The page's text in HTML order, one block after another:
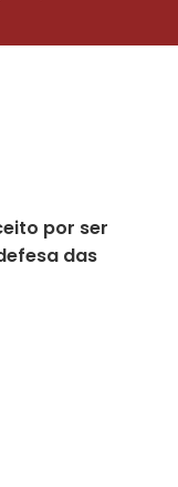
por ser
das